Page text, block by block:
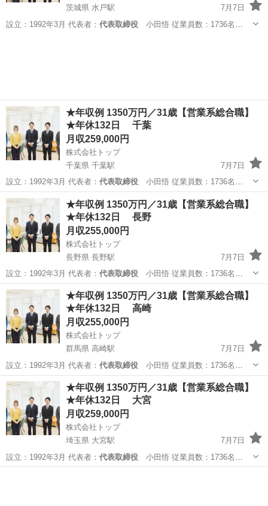
茨城県 水戸駅
7月7日
設立：1992年3月 代表者： 代表取締役小田悟 従業員数：1736名
★年収例 1350万円／31歳【営業系総合職】
★年休132日 千葉
月収259,000円
株式会社トップ
千葉県 千葉駅
7月7日
設立：1992年3月 代表者： 代表取締役小田悟 従業員数：1736名
（2…
千葉 千葉市 千葉駅 販売 営業職
★年収例 1350万円／31歳【営業系総合職】
★年休132日 長野
月収255,000円
株式会社トップ
長野県 長野駅
7月7日
設立：1992年3月 代表者： 代表取締役小田悟 従業員数：1736名
（2…
長野 長野市 長野駅 販売 営業職
★年収例 1350万円／31歳【営業系総合職】
★年休132日 高崎
月収255,000円
株式会社トップ
群馬県 高崎駅
7月7日
設立：1992年3月 代表者： 代表取締役小田悟 従業員数：1736名
（2…
群馬 高崎市 高崎駅 営業 営業職
★年収例 1350万円／31歳【営業系総合職】
★年休132日 大宮
月収259,000円
株式会社トップ
埼玉県 大宮駅
7月7日
設立：1992年3月 代表者： 代表取締役小田悟 従業員数：1736名
（2…